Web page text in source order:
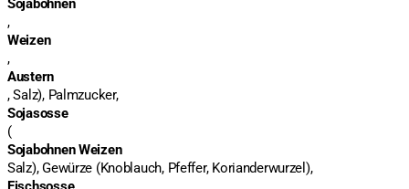
Sojabohnen
,
Weizen
,
Austern
, Salz), Palmzucker,
Sojasosse
(
Sojabohnen Weizen
Salz), Gewürze (Knoblauch, Pfeffer, Korianderwurzel),